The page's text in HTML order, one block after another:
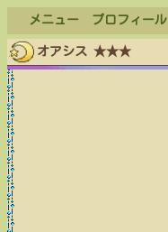
メニュー プロフィール
オアシス ★★★